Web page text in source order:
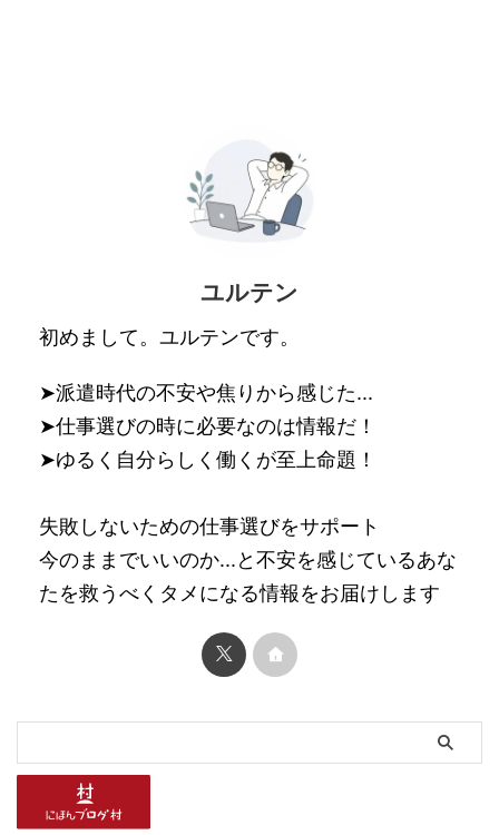
ユルテン
初めまして。ユルテンです。
➤派遣時代の不安や焦りから感じた...
➤仕事選びの時に必要なのは情報だ！
➤ゆるく自分らしく働くが至上命題！
失敗しないための仕事選びをサポート
今のままでいいのか...と不安を感じているあな
たを救うべくタメになる情報をお届けします